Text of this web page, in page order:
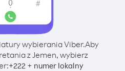
wybierania Viber.Aby
z Jemen, wybierz
+222 + numer lokalny